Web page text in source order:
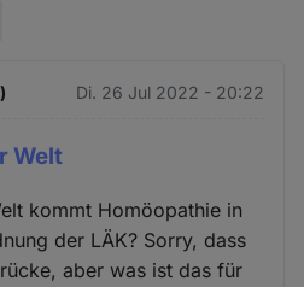
Di. 26 Jul 2022 - 20:22
Welt
kommt Homöopathie in
der LÄK? Sorry, dass
aber was ist das für